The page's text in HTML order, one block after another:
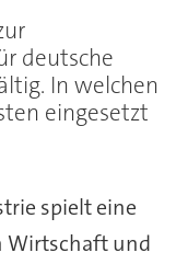
deutsche
In welchen
eingesetzt
spielt eine
Wirtschaft und